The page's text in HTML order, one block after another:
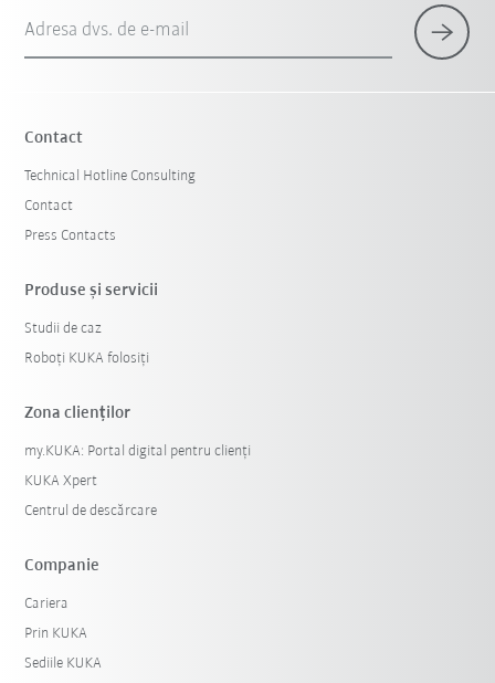
Adresa dvs. de e-mail
Contact
Technical Hotline Consulting
Contact
Press Contacts
Produse şi servicii
Studii de caz
Roboți KUKA folosiți
Zona clienților
my.KUKA: Portal digital pentru clienți
KUKA Xpert
Centrul de descărcare
Companie
Cariera
Prin KUKA
Sediile KUKA